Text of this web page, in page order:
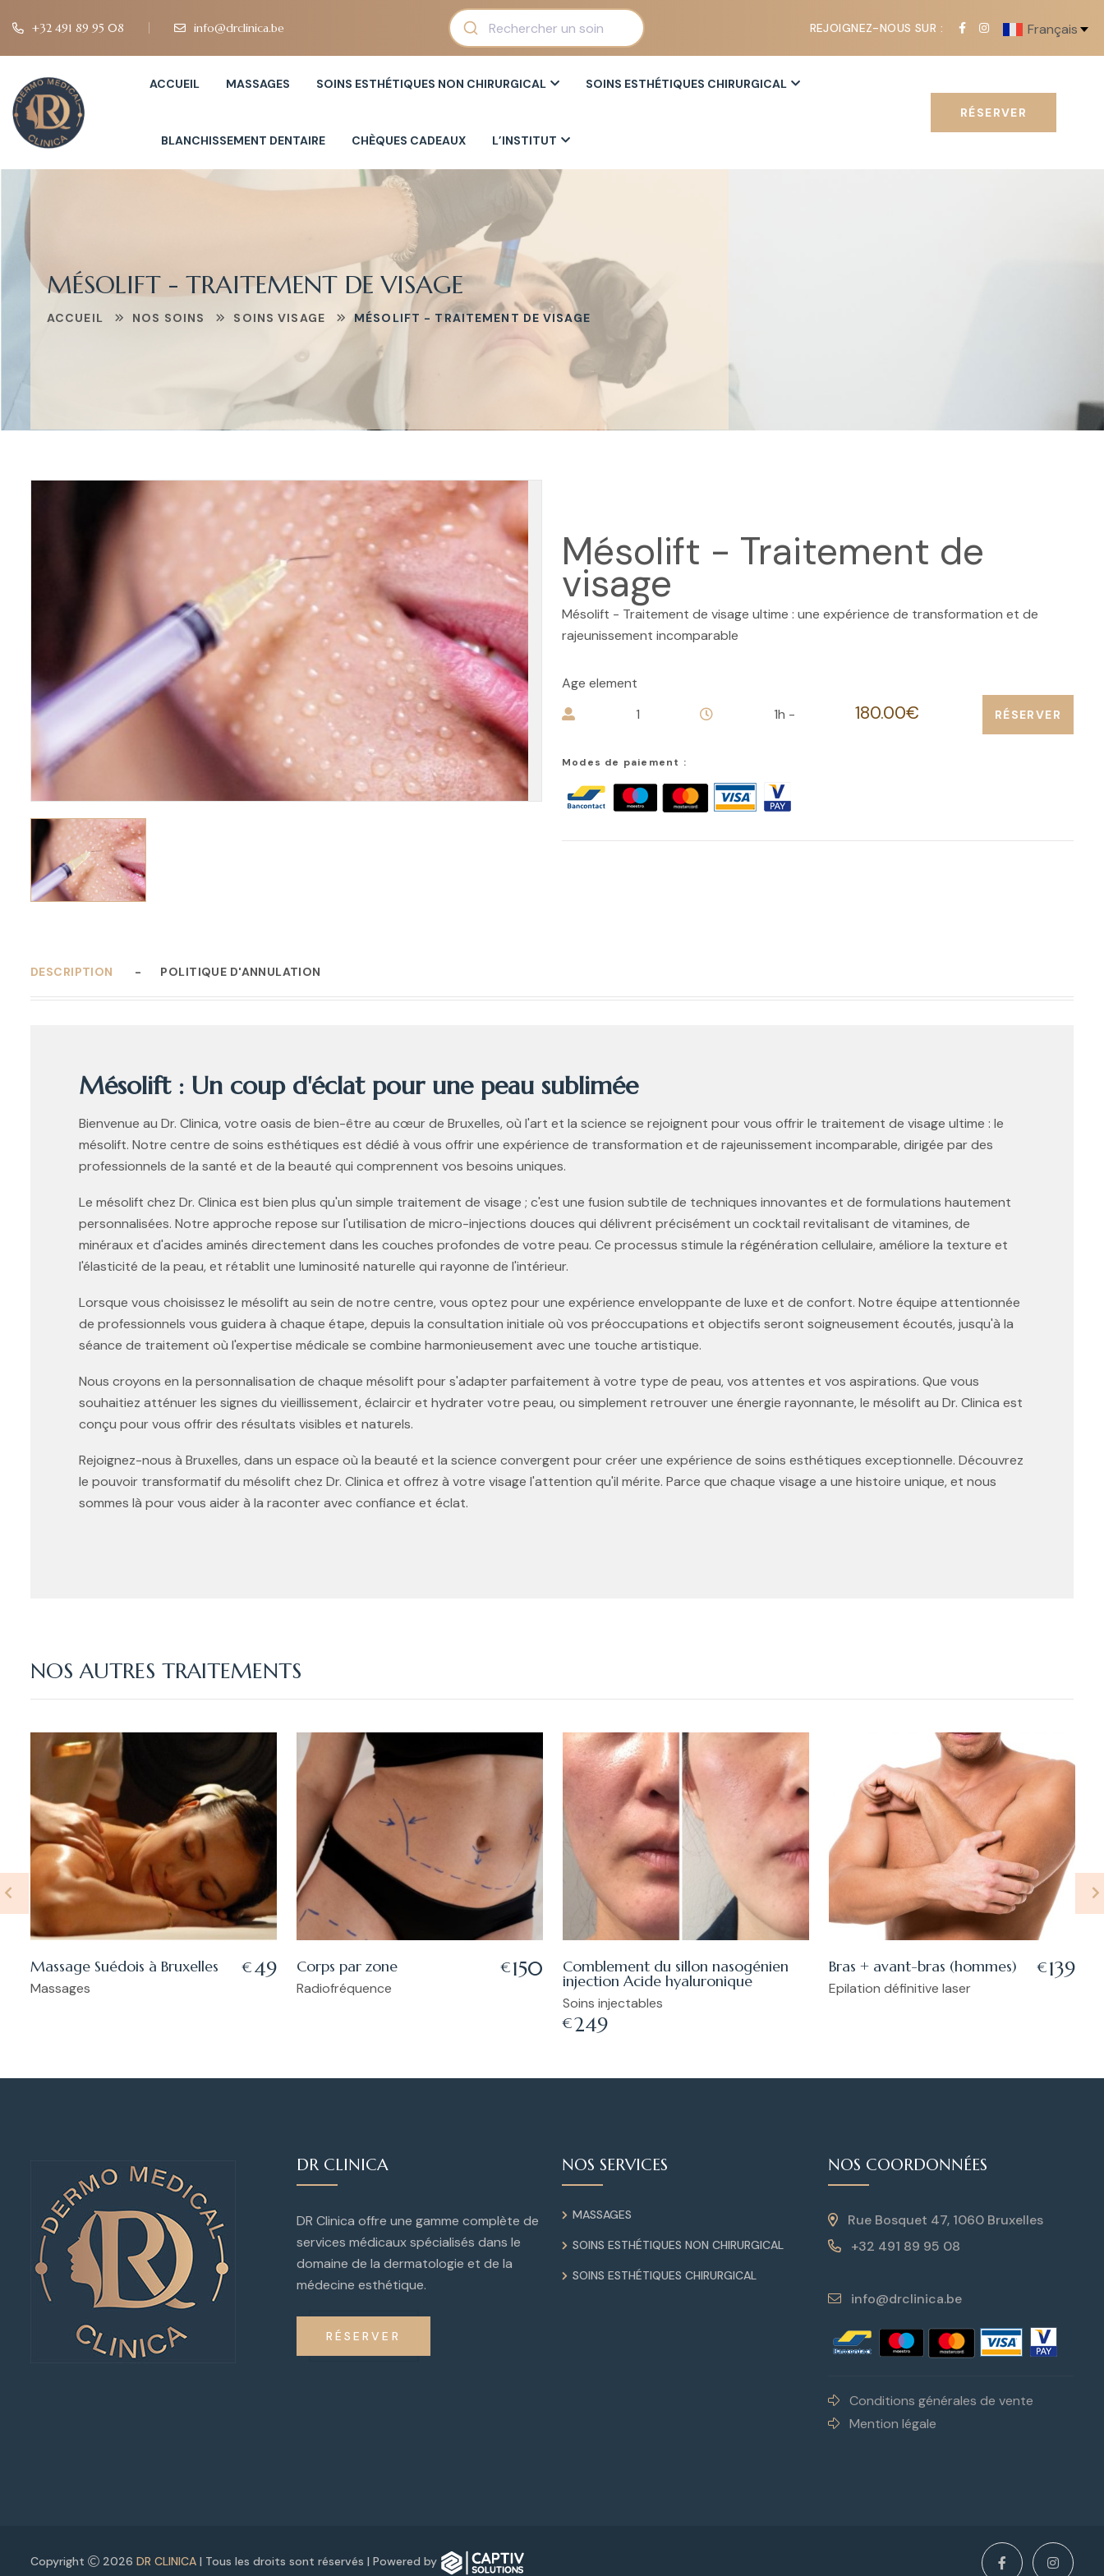
+32 491 89 95 08 info@drclinica.be REJOIGNEZ-NOUS SUR : Français
ACCUEIL MASSAGES SOINS ESTHÉTIQUES NON CHIRURGICAL SOINS ESTHÉTIQUES CHIRURGICAL
BLANCHISSEMENT DENTAIRE CHÈQUES CADEAUX L’INSTITUT
RÉSERVER
MÉSOLIFT - TRAITEMENT DE VISAGE
ACCUEIL NOS SOINS SOINS VISAGE MÉSOLIFT - TRAITEMENT DE VISAGE
Mésolift - Traitement de
visage
Mésolift - Traitement de visage ultime : une expérience de transformation et de
rajeunissement incomparable
Age element
1
1h - 180.00€ RÉSERVER
Modes de paiement :
DESCRIPTION POLITIQUE D'ANNULATION
Mésolift : Un coup d'éclat pour une peau sublimée
Bienvenue au Dr. Clinica, votre oasis de bien-être au cœur de Bruxelles, où l'art et la science se rejoignent pour vous offrir le traitement de visage ultime : le
mésolift. Notre centre de soins esthétiques est dédié à vous offrir une expérience de transformation et de rajeunissement incomparable, dirigée par des
professionnels de la santé et de la beauté qui comprennent vos besoins uniques.
Le mésolift chez Dr. Clinica est bien plus qu'un simple traitement de visage ; c'est une fusion subtile de techniques innovantes et de formulations hautement
personnalisées. Notre approche repose sur l'utilisation de micro-injections douces qui délivrent précisément un cocktail revitalisant de vitamines, de
minéraux et d'acides aminés directement dans les couches profondes de votre peau. Ce processus stimule la régénération cellulaire, améliore la texture et
l'élasticité de la peau, et rétablit une luminosité naturelle qui rayonne de l'intérieur.
Lorsque vous choisissez le mésolift au sein de notre centre, vous optez pour une expérience enveloppante de luxe et de confort. Notre équipe attentionnée
de professionnels vous guidera à chaque étape, depuis la consultation initiale où vos préoccupations et objectifs seront soigneusement écoutés, jusqu'à la
séance de traitement où l'expertise médicale se combine harmonieusement avec une touche artistique.
Nous croyons en la personnalisation de chaque mésolift pour s'adapter parfaitement à votre type de peau, vos attentes et vos aspirations. Que vous
souhaitiez atténuer les signes du vieillissement, éclaircir et hydrater votre peau, ou simplement retrouver une énergie rayonnante, le mésolift au Dr. Clinica est
conçu pour vous offrir des résultats visibles et naturels.
Rejoignez-nous à Bruxelles, dans un espace où la beauté et la science convergent pour créer une expérience de soins esthétiques exceptionnelle. Découvrez
le pouvoir transformatif du mésolift chez Dr. Clinica et offrez à votre visage l'attention qu'il mérite. Parce que chaque visage a une histoire unique, et nous
sommes là pour vous aider à la raconter avec confiance et éclat.
NOS AUTRES TRAITEMENTS
Massage Suédois à Bruxelles
Massages
€49 Corps par zone
Radiofréquence
€150 Comblement du sillon nasogénien
injection Acide hyaluronique
Soins injectables
€249
Bras + avant-bras (hommes)
Epilation définitive laser
€139
DR CLINICA
DR Clinica offre une gamme complète de
services médicaux spécialisés dans le
domaine de la dermatologie et de la
médecine esthétique.
RÉSERVER
NOS SERVICES
MASSAGES
SOINS ESTHÉTIQUES NON CHIRURGICAL
SOINS ESTHÉTIQUES CHIRURGICAL
NOS COORDONNÉES
Rue Bosquet 47, 1060 Bruxelles
+32 491 89 95 08
info@drclinica.be
Conditions générales de vente
Mention légale
Copyright 2026 DR CLINICA | Tous les droits sont réservés | Powered by